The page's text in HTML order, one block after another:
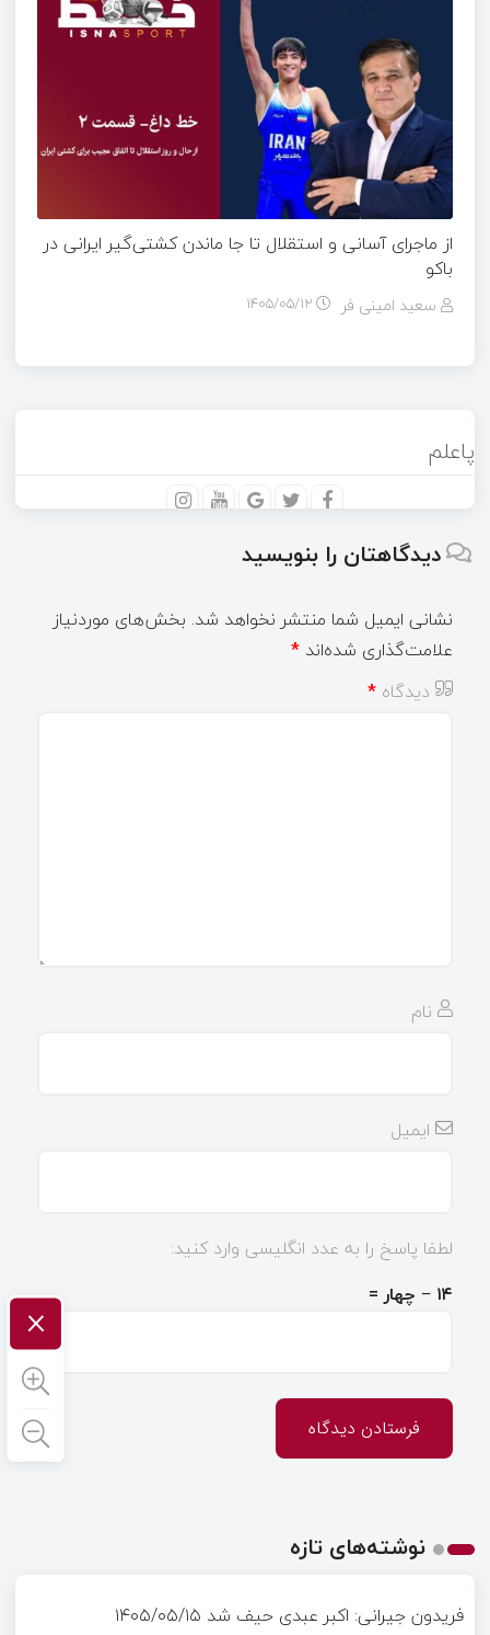
از ماجرای آسانی و استقلال تا جا ماندن کشتی‌گیر ایرانی در
باکو
سعید امینی فر ۱۴۰۵/۰۵/۱۲
پاعلم
دیدگاهتان را بنویسید
نشانی ایمیل شما منتشر نخواهد شد. بخش‌های موردنیاز
علامت‌گذاری شده‌اند *
دیدگاه *
نام
ایمیل
لطفا پاسخ را به عدد انگلیسی وارد کنید:
۱۴ − چهار =
نوشته‌های تازه
فریدون جیرانی: اکبر عبدی حیف شد ۱۴۰۵/۰۵/۱۵
×